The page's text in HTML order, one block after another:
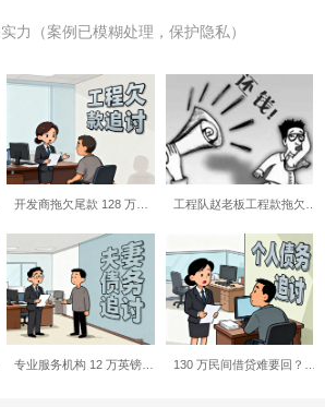
力（案例已模糊处理，保护隐私）
开发商拖欠尾款 128 万…
专业服务机构 12 万英镑…
工程队赵老板工程款拖欠…
130 万民间借贷难要回？…